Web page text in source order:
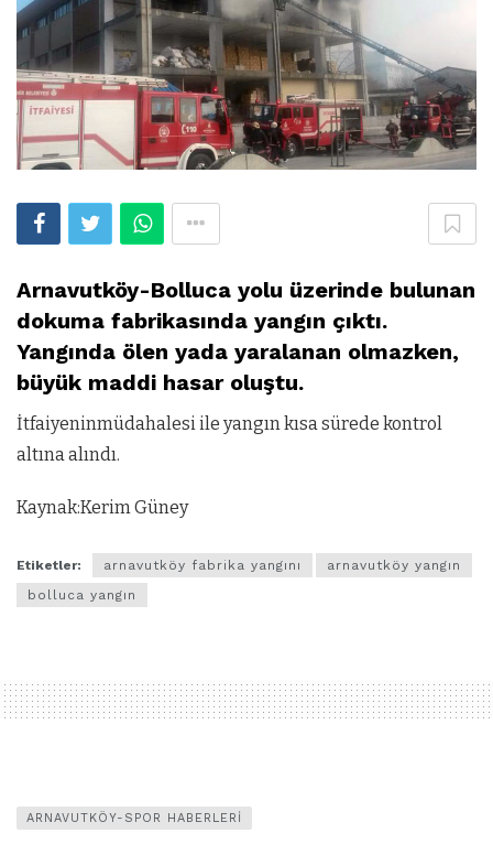
Arnavutköy-Bolluca yolu üzerinde bulunan
dokuma fabrikasında yangın çıktı.
Yangında ölen yada yaralanan olmazken,
büyük maddi hasar oluştu.
İtfaiyeninmüdahalesi ile yangın kısa sürede kontrol
altına alındı.
Kaynak:Kerim Güney
Etiketler: arnavutköy fabrika yangını
arnavutköy yangın
bolluca yangın
ARNAVUTKÖY-SPOR HABERLERI